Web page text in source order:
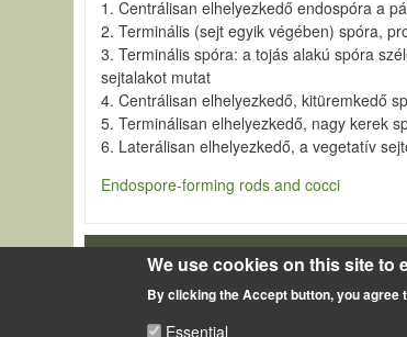
1. Centrálisan elhelyezkedő endospóra a
2. Terminális (sejt egyik végében) spóra,
3. Terminális spóra: a tojás alakú spóra
sejtalakot mutat
4. Centrálisan elhelyezkedő, kitüremkedő
5. Terminálisan elhelyezkedő, nagy kerek
6. Laterálisan elhelyezkedő, a vegetatív
Endospore-forming rods and cocci
LÁBLÉC
ImpressumWe use cookies on this site to
By clicking the Accept button, you agree
Essential